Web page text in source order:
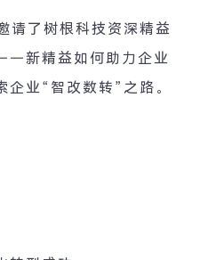
请了树根科技资深精益
新精益如何助力企业
企业“ 智改数转 ” 之路。